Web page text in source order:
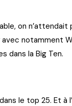
on
notamment
dans la Big Ten.
le top 25. Et à